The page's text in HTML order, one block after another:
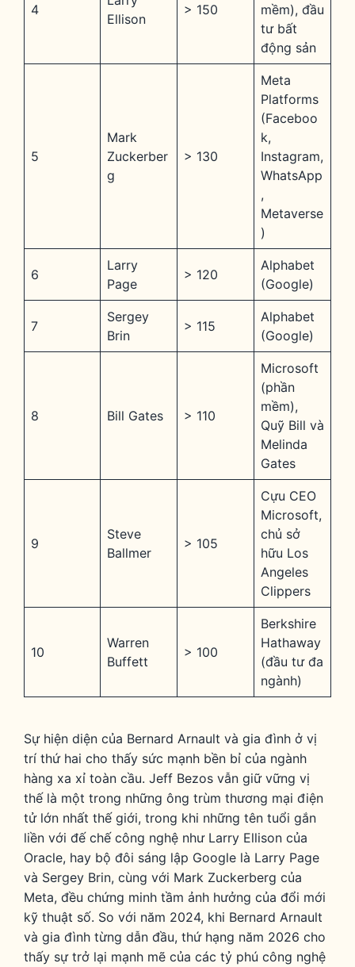
4
Ellison
> 150
mềm), đầu
tư bất
động sản
5
Mark
Zuckerber
g
> 130
Meta
Platforms
(Faceboo
k,
Instagram,
WhatsApp
,
Metaverse
)
6
Larry
Page
> 120
Alphabet
(Google)
7
Sergey
Brin
> 115
Alphabet
(Google)
8 Bill Gates > 110
Microsoft
(phần
mềm),
Quỹ Bill và
Melinda
Gates
9
Steve
Ballmer
> 105
Cựu CEO
Microsoft,
chủ sở
hữu Los
Angeles
Clippers
10
Warren
Buffett
> 100
Berkshire
Hathaway
(đầu tư đa
ngành)
Sự hiện diện của Bernard Arnault và gia đình ở vị
trí thứ hai cho thấy sức mạnh bền bỉ của ngành
hàng xa xỉ toàn cầu. Jeff Bezos vẫn giữ vững vị
thế là một trong những ông trùm thương mại điện
tử lớn nhất thế giới, trong khi những tên tuổi gắn
liền với đế chế công nghệ như Larry Ellison của
Oracle, hay bộ đôi sáng lập Google là Larry Page
và Sergey Brin, cùng với Mark Zuckerberg của
Meta, đều chứng minh tầm ảnh hưởng của đổi mới
kỹ thuật số. So với năm 2024, khi Bernard Arnault
và gia đình từng dẫn đầu, thứ hạng năm 2026 cho
thấy sự trở lại mạnh mẽ của các tỷ phú công nghệ